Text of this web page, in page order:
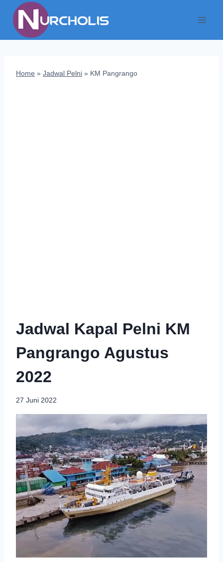
content
Home » Jadwal Pelni » KM Pangrango
Jadwal Kapal Pelni KM
Pangrango Agustus
2022
27 Juni 2022